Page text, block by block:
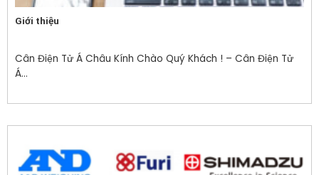
Giới thiệu
Cân Điện Tử Á Châu Kính Chào Quý Khách ! – Cân Điện Tử
Á...